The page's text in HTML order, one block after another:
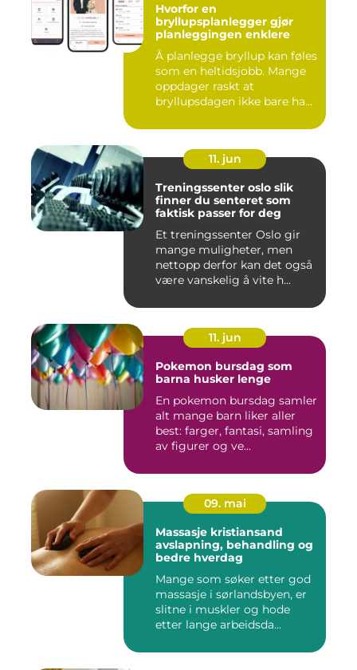
Hvorfor en
bryllupsplanlegger gjør
planleggingen enklere
Å planlegge bryllup kan føles
som en heltidsjobb. Mange
oppdager raskt at
bryllupsdagen ikke bare ha...
11. jun
Treningssenter oslo slik
finner du senteret som
faktisk passer for deg
Et treningssenter Oslo gir
mange muligheter, men
nettopp derfor kan det også
være vanskelig å vite h...
11. jun
Pokemon bursdag som
barna husker lenge
En pokemon bursdag samler
alt mange barn liker aller
best: farger, fantasi, samling
av figurer og ve...
09. mai
Massasje kristiansand
avslapning, behandling og
bedre hverdag
Mange som søker etter god
massasje i sørlandsbyen, er
slitne i muskler og hode
etter lange arbeidsda...